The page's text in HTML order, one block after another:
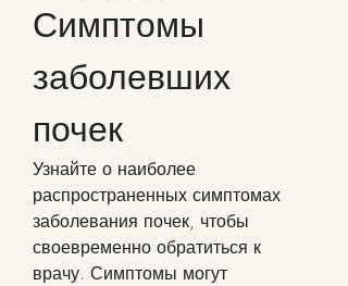
Симптомы
заболевших
почек
Узнайте о наиболее
распространенных симптомах
заболевания почек, чтобы
своевременно обратиться к
врачу. Симптомы могут